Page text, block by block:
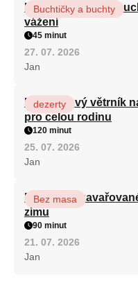
Hrnková maková
vážení
Buchtičky a buchty
45 minut
27. 07. 2026
Jan
Karamelový větrník
pro celou rodinu
dezerty
120 minut
25. 07. 2026
Jan
Babiččino
zimu
Bez masa
90 minut
21. 07. 2026
Jan